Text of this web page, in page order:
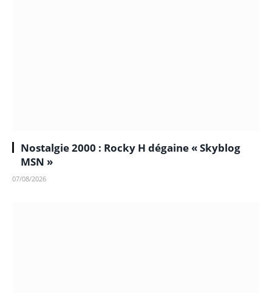
Nostalgie 2000 : Rocky H dégaine « Skyblog
MSN »
07/08/2026